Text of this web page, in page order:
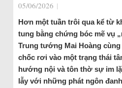
05/06/2026 |
Hơn một tuần trôi qua kể từ
tung bằng chứng bóc mẽ vụ
Trung tướng Mai Hoàng cùng
chốc rơi vào một trạng thái
hướng nội và tôn thờ sự im
lẫy với những phát ngôn